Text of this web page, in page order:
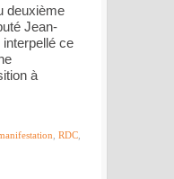
deuxième
Jean-
ce
à
RDC